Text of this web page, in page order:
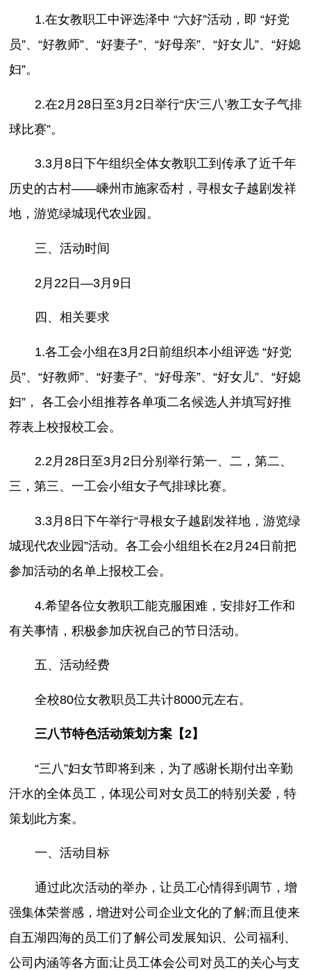
1.在女教职工中评选泽中 “六好”活动，即 “好党
员”、“好教师”、“好妻子”、“好母亲”、“好女儿”、“好媳
妇”。
2.在2月28日至3月2日举行“庆‘三八’教工女子气排
球比赛”。
3.3月8日下午组织全体女教职工到传承了近千年
历史的古村——嵊州市施家岙村，寻根女子越剧发祥
地，游览绿城现代农业园。
三、活动时间
2月22日—3月9日
四、相关要求
1.各工会小组在3月2日前组织本小组评选 “好党
员”、“好教师”、“好妻子”、“好母亲”、“好女儿”、“好媳
妇”， 各工会小组推荐各单项二名候选人并填写好推
荐表上校报校工会。
2.2月28日至3月2日分别举行第一、二，第二、
三，第三、一工会小组女子气排球比赛。
3.3月8日下午举行“寻根女子越剧发祥地，游览绿
城现代农业园”活动。各工会小组组长在2月24日前把
参加活动的名单上报校工会。
4.希望各位女教职工能克服困难，安排好工作和
有关事情，积极参加庆祝自己的节日活动。
五、活动经费
全校80位女教职员工共计8000元左右。
三八节特色活动策划方案【2】
“三八”妇女节即将到来，为了感谢长期付出辛勤
汗水的全体员工，体现公司对女员工的特别关爱，特
策划此方案。
一、活动目标
通过此次活动的举办，让员工心情得到调节，增
强集体荣誉感，增进对公司企业文化的了解;而且使来
自五湖四海的员工们了解公司发展知识、公司福利、
公司内涵等各方面;让员工体会公司对员工的关心与支